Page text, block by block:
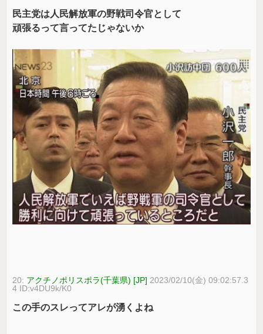
民主党は人民解放軍の野戦司令官として
頑張るって言ってたじゃないか
20: アクチノポリスポラ(千葉県) [JP] 2023/02/10(金) 09:02:57.3
4 ID:v4DU9k/K0
この手のスレってアレが湧くよね